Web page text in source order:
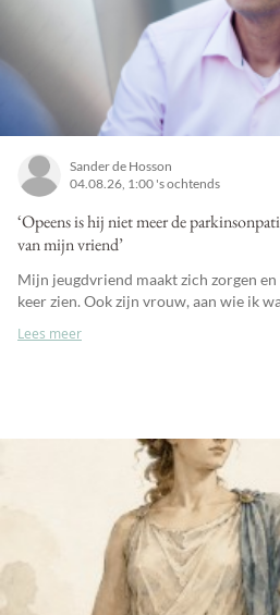
Sander de Hosson
04.08.26, 1:00 's ochtends
‘Opeens is hij niet meer de
van mijn vriend’
Mijn jeugdvriend maakt zich zorgen
keer zien. Ook zijn vrouw, aan wie ik
Lees meer